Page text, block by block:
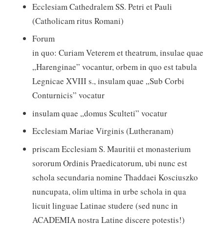
Ecclesiam Cathedralem SS. Petri et Pauli
(Catholicam ritus Romani)
Forum
in quo: Curiam Veterem et theatrum, insulae quae
„Harenginae” vocantur, orbem in quo est tabula
Legnicae XVIII s., insulam quae „Sub Corbi
Conturnicis” vocatur
insulam quae „domus Sculteti” vocatur
Ecclesiam Mariae Virginis (Lutheranam)
priscam Ecclesiam S. Mauritii et monasterium
sororum Ordinis Praedicatorum, ubi nunc est
schola secundaria nomine Thaddaei Kosciuszko
nuncupata, olim ultima in urbe schola in qua
licuit linguae Latinae studere (sed nunc in
ACADEMIA nostra Latine discere potestis!)